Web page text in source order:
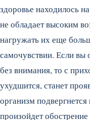
здоровье находилось
не обладает высоким
нагружать их еще
самочувствии. Если вы
без внимания, то с
ухудшится, станет
организм
произойдет